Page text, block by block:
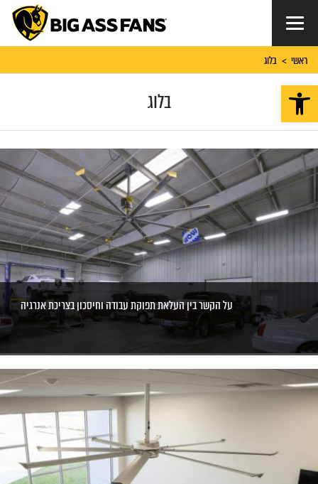
פתח סרגל נגישות
ראשי > בלוג
בלוג
על הקשר בין העלאת תפוקת עבודה וחיסכון בצריכת אנרגיה